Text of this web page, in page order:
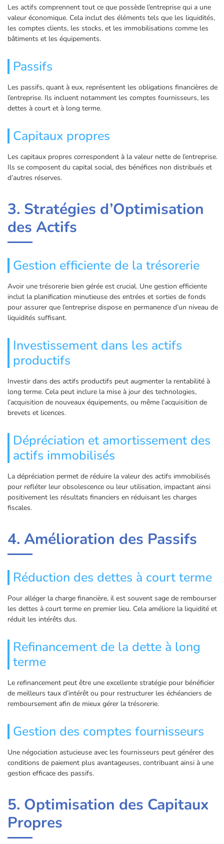
Les actifs comprennent tout ce que possède l’entreprise qui a une
valeur économique. Cela inclut des éléments tels que les liquidités,
les comptes clients, les stocks, et les immobilisations comme les
bâtiments et les équipements.
Passifs
Les passifs, quant à eux, représentent les obligations financières de
l’entreprise. Ils incluent notamment les comptes fournisseurs, les
dettes à court et à long terme.
Capitaux propres
Les capitaux propres correspondent à la valeur nette de l’entreprise.
Ils se composent du capital social, des bénéfices non distribués et
d’autres réserves.
3. Stratégies d’Optimisation
des Actifs
Gestion efficiente de la trésorerie
Avoir une trésorerie bien gérée est crucial. Une gestion efficiente
inclut la planification minutieuse des entrées et sorties de fonds
pour assurer que l’entreprise dispose en permanence d’un niveau de
liquidités suffisant.
Investissement dans les actifs
productifs
Investir dans des actifs productifs peut augmenter la rentabilité à
long terme. Cela peut inclure la mise à jour des technologies,
l’acquisition de nouveaux équipements, ou même l’acquisition de
brevets et licences.
Dépréciation et amortissement des
actifs immobilisés
La dépréciation permet de réduire la valeur des actifs immobilisés
pour refléter leur obsolescence ou leur utilisation, impactant ainsi
positivement les résultats financiers en réduisant les charges
fiscales.
4. Amélioration des Passifs
Réduction des dettes à court terme
Pour alléger la charge financière, il est souvent sage de rembourser
les dettes à court terme en premier lieu. Cela améliore la liquidité et
réduit les intérêts dus.
Refinancement de la dette à long
terme
Le refinancement peut être une excellente stratégie pour bénéficier
de meilleurs taux d’intérêt ou pour restructurer les échéanciers de
remboursement afin de mieux gérer la trésorerie.
Gestion des comptes fournisseurs
Une négociation astucieuse avec les fournisseurs peut générer des
conditions de paiement plus avantageuses, contribuant ainsi à une
gestion efficace des passifs.
5. Optimisation des Capitaux
Propres